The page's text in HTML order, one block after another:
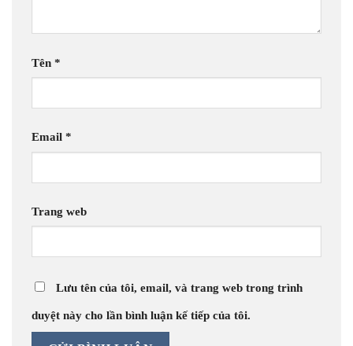
Tên *
Email *
Trang web
Lưu tên của tôi, email, và trang web trong trình
duyệt này cho lần bình luận kế tiếp của tôi.